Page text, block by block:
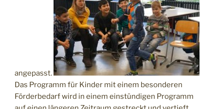
angepasst.
Das Programm für Kinder mit einem besonderen
Förderbedarf wird in einem einstündigen Programm